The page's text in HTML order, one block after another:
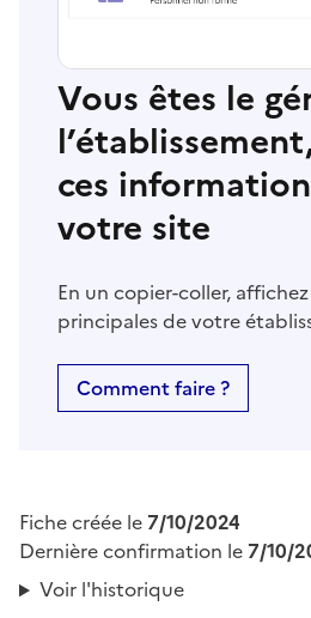
Vous êtes le
ces
votre site
En un copier-coller,
principales de votre
Comment faire ?
Fiche créée le 7/10/2024
Dernière confirmation le 7/10/
Voir l'historique